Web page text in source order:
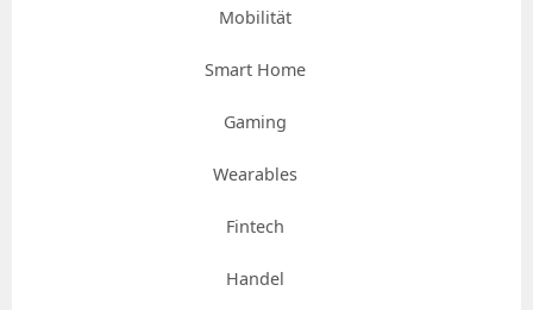
Mobilität
Smart Home
Gaming
Wearables
Fintech
Handel